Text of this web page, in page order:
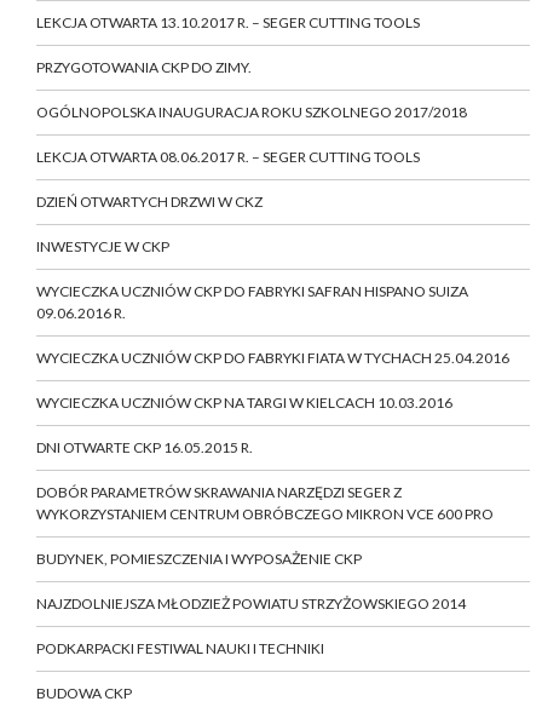
LEKCJA OTWARTA 13.10.2017 R. – SEGER CUTTING TOOLS
PRZYGOTOWANIA CKP DO ZIMY.
OGÓLNOPOLSKA INAUGURACJA ROKU SZKOLNEGO 2017/2018
LEKCJA OTWARTA 08.06.2017 R. – SEGER CUTTING TOOLS
DZIEŃ OTWARTYCH DRZWI W CKZ
INWESTYCJE W CKP
WYCIECZKA UCZNIÓW CKP DO FABRYKI SAFRAN HISPANO SUIZA
09.06.2016 R.
WYCIECZKA UCZNIÓW CKP DO FABRYKI FIATA W TYCHACH 25.04.2016
WYCIECZKA UCZNIÓW CKP NA TARGI W KIELCACH 10.03.2016
DNI OTWARTE CKP 16.05.2015 R.
DOBÓR PARAMETRÓW SKRAWANIA NARZĘDZI SEGER Z
WYKORZYSTANIEM CENTRUM OBRÓBCZEGO MIKRON VCE 600 PRO
BUDYNEK, POMIESZCZENIA I WYPOSAŻENIE CKP
NAJZDOLNIEJSZA MŁODZIEŻ POWIATU STRZYŻOWSKIEGO 2014
PODKARPACKI FESTIWAL NAUKI I TECHNIKI
BUDOWA CKP